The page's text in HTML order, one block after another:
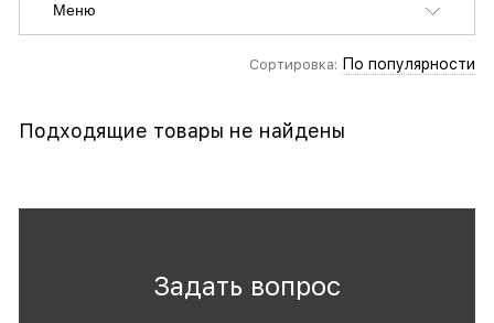
Меню
Сортировка: По популярности
Подходящие товары не найдены
Задать вопрос